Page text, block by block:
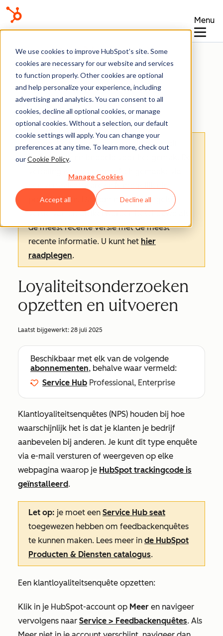
We use cookies to improve HubSpot’s site. Some
cookies are necessary for our website and services
to function properly. Other cookies are optional
and help personalize your experience, including
advertising and analytics. You can consent to all
cookies, decline all optional cookies, or manage
optional cookies. Without a selection, our default
cookie settings will apply. You can change your
preferences at any time. To learn more, check out
ourCookie Policy.
Manage Cookies
Accept all Decline all
Menu
Kennisbank
Feedbackenquêtes
: De Nederlandse vertaling van dit
artikel is alleen bedoeld voor het gemak.
proefgelezen. Daarom moet de Engelse
versie van dit artikel worden beschouwd als
de meest recente versie met de meest
recente informatie. U kunt het hier
raadplegen.
Loyaliteitsonderzoeken
opzetten en uitvoeren
Laatst bijgewerkt: 28 juli 2025
Beschikbaar met elk van de volgende
abonnementen, behalve waar vermeld:
Service Hub Professional, Enterprise
Klantloyaliteitsenquêtes (NPS) houden bij hoe
waarschijnlijk het is dat je klanten je bedrijf
aanbevelen bij anderen. Je kunt dit type enquête
via e-mail versturen of weergeven op elke
webpagina waarop je HubSpot trackingcode is
geïnstalleerd.
Let op: je moet een Service Hub seat
toegewezen hebben om feedbackenquêtes
te kunnen maken. Lees meer in de HubSpot
Producten & Diensten catalogus.
Een klantloyaliteitsenquête opzetten:
Klik in je HubSpot-account op Meer en navigeer
vervolgens naar Service > Feedbackenquêtes. Als